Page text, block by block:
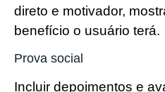
direto e motivador,
benefício o usuário terá.
Prova social
Incluir depoimentos e